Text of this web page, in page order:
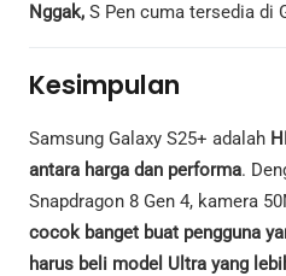
Nggak, S Pen cuma tersedia di
Kesimpulan
Samsung Galaxy S25+ adalah
antara harga dan performa.
Snapdragon 8 Gen 4, kamera
cocok banget buat pengguna
harus beli model Ultra yang